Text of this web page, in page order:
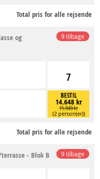
Total pris for alle rejsende
9 tilbage
og
7
BESTIL
14.648 kr
15.848 kr
(2 person(er))
Total pris for alle rejsende
9 tilbage
- Blok B